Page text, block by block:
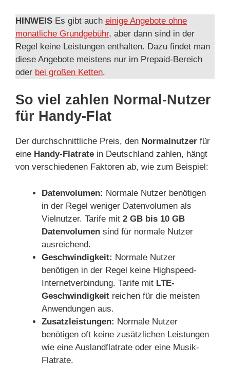
HINWEIS Es gibt auch einige Angebote ohne
monatliche Grundgebühr, aber dann sind in der
Regel keine Leistungen enthalten. Dazu findet man
diese Angebote meistens nur im Prepaid-Bereich
oder bei großen Ketten.
So viel zahlen Normal-Nutzer
für Handy-Flat
Der durchschnittliche Preis, den Normalnutzer für
eine Handy-Flatrate in Deutschland zahlen, hängt
von verschiedenen Faktoren ab, wie zum Beispiel:
Datenvolumen: Normale Nutzer benötigen
in der Regel weniger Datenvolumen als
Vielnutzer. Tarife mit 2 GB bis 10 GB
Datenvolumen sind für normale Nutzer
ausreichend.
Geschwindigkeit: Normale Nutzer
benötigen in der Regel keine Highspeed-
Internetverbindung. Tarife mit LTE-
Geschwindigkeit reichen für die meisten
Anwendungen aus.
Zusatzleistungen: Normale Nutzer
benötigen oft keine zusätzlichen Leistungen
wie eine Auslandflatrate oder eine Musik-
Flatrate.